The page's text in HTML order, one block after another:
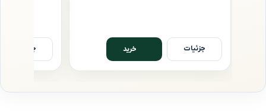
جزئیات خرید جزئیات